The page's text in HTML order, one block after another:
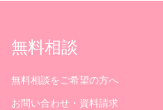
無料相談
無料相談をご希望の方へ
お問い合わせ・資料請求